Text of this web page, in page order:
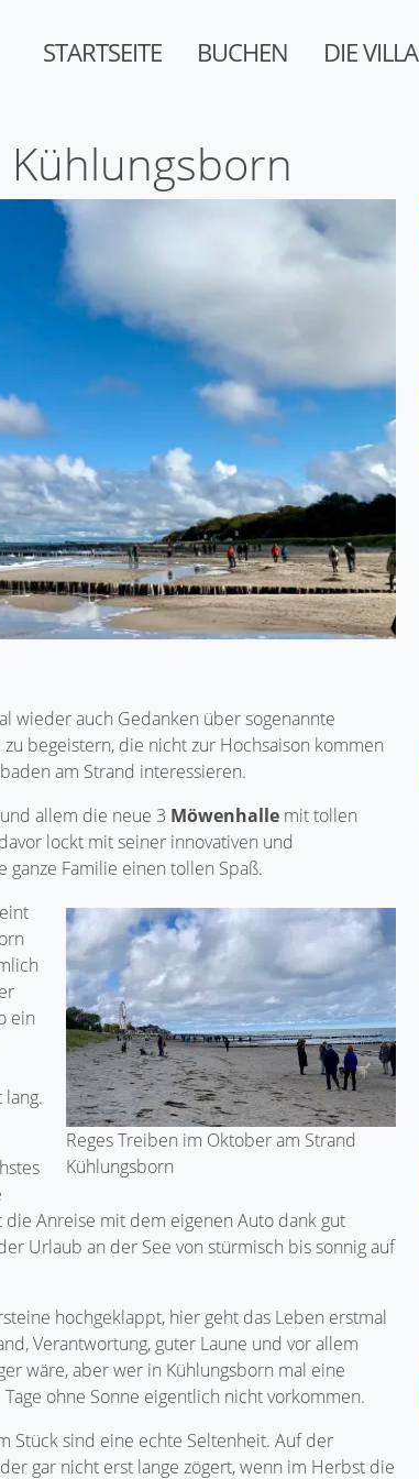
STARTSEITE BUCHEN DIE VILLA
wieder auch Gedanken über sogenannte
begeistern, die nicht zur Hochsaison kommen
am Strand interessieren.
allem die neue 3 Möwenhalle mit tollen
lockt mit seiner innovativen und
Familie einen tollen Spaß.
Reges Treiben im Oktober am Strand
Kühlungsborn
ein
Anreise mit dem eigenen Auto dank gut
Urlaub an der See von stürmisch bis sonnig auf
hochgeklappt, hier geht das Leben erstmal
Verantwortung, guter Laune und vor allem
wäre, aber wer in Kühlungsborn mal eine
ohne Sonne eigentlich nicht vorkommen.
Stück sind eine echte Seltenheit. Auf der
gar nicht erst lange zögert, wenn im Herbst die